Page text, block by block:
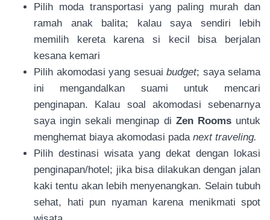
Pilih moda transportasi yang paling murah dan
ramah anak balita; kalau saya sendiri lebih
memilih kereta karena si kecil bisa berjalan
kesana kemari
Pilih akomodasi yang sesuai budget; saya selama
ini mengandalkan suami untuk mencari
penginapan. Kalau soal akomodasi sebenarnya
saya ingin sekali menginap di Zen Rooms untuk
menghemat biaya akomodasi pada next traveling.
Pilih destinasi wisata yang dekat dengan lokasi
penginapan/hotel; jika bisa dilakukan dengan jalan
kaki tentu akan lebih menyenangkan. Selain tubuh
sehat, hati pun nyaman karena menikmati spot